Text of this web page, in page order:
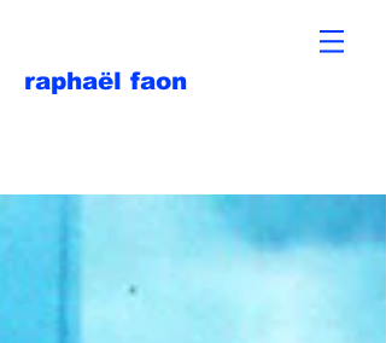
raphaël faon